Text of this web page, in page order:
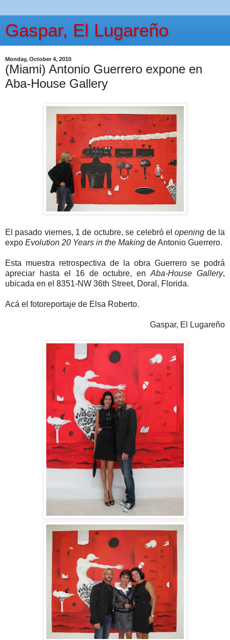
Gaspar, El Lugareño
Monday, October 4, 2010
(Miami) Antonio Guerrero expone en
Aba-House Gallery
El pasado viernes, 1 de octubre, se celebró elopening de la
expo Evolution 20 Years in the Making de Antonio Guerrero.
Esta muestra retrospectiva de la obra Guerrero se podrá
apreciar hasta el 16 de octubre, enAba-House Gallery,
ubicada en el 8351-NW 36th Street, Doral, Florida.
Acá el fotoreportaje de Elsa Roberto.
Gaspar, El Lugareño